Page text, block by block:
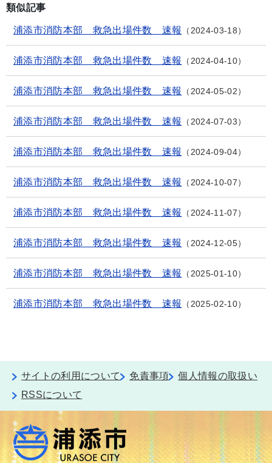
類似記事
浦添市消防本部 救急出場件数 速報 2024-03-18
浦添市消防本部 救急出場件数 速報 2024-04-10
浦添市消防本部 救急出場件数 速報 2024-05-02
浦添市消防本部 救急出場件数 速報 2024-07-03
浦添市消防本部 救急出場件数 速報 2024-09-04
浦添市消防本部 救急出場件数 速報 2024-10-07
浦添市消防本部 救急出場件数 速報 2024-11-07
浦添市消防本部 救急出場件数 速報 2024-12-05
浦添市消防本部 救急出場件数 速報 2025-01-10
浦添市消防本部 救急出場件数 速報 2025-02-10
サイトの利用について 免責事項
個人情報の取扱い
RSSについて